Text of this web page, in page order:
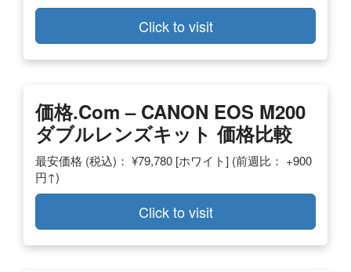
Click to visit
価格.com – CANON EOS M200
ダブルレンズキット 価格比較
最安価格 (税込)： ¥79,780 [ホワイト] (前週比： +900
円↑)
Click to visit